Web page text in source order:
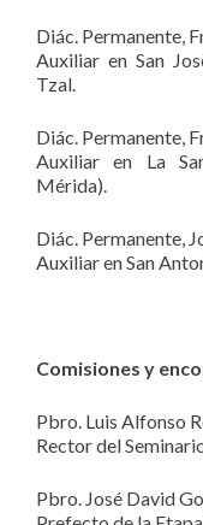
Diác. Permanente,
Auxiliar en San
Tzal.
Diác. Permanente,
Auxiliar en La
Mérida).
Diác. Permanente,
Auxiliar en San
Comisiones y
Pbro. Luis Alfonso
Rector del
Pbro. José David